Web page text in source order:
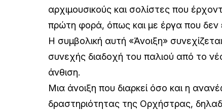
αρχιμουσικούς και σολίστες που
πρώτη φορά, όπως και με έργα που δεν
Η συμβολική αυτή «Άνοιξη»
συνεχής διαδοχή του παλιού από το
άνθιση.
Μια άνοιξη που διαρκεί όσο και η
δραστηριότητας της Ορχήστρας,